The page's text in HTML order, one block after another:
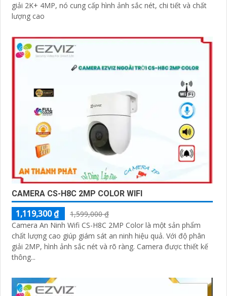
giải 2K+ 4MP, nó cung cấp hình ảnh sắc nét, chi tiết và chất
lượng cao
CAMERA CS-H8C 2MP COLOR WIFI
1,119,300 ₫
1,599,000 ₫
Camera An Ninh Wifi CS-H8C 2MP Color là một sản phẩm
chất lượng cao giúp giám sát an ninh hiệu quả. Với độ phân
giải 2MP, hình ảnh sắc nét và rõ ràng. Camera được thiết kế
thông...